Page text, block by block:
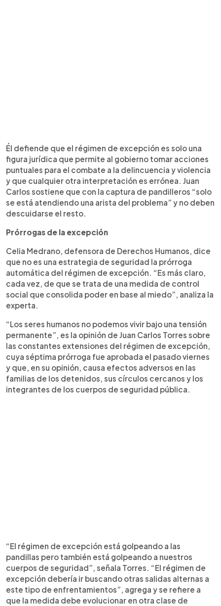
Él defiende que el régimen de excepción es solo una
figura jurídica que permite al gobierno tomar acciones
puntuales para el combate a la delincuencia y violencia
y que cualquier otra interpretación es errónea. Juan
Carlos sostiene que con la captura de pandilleros “solo
se está atendiendo una arista del problema” y no deben
descuidarse el resto.
Prórrogas de la excepción
Celia Medrano, defensora de Derechos Humanos, dice
que no es una estrategia de seguridad la prórroga
automática del régimen de excepción. “Es más claro,
cada vez, de que se trata de una medida de control
social que consolida poder en base al miedo”, analiza la
experta.
“Los seres humanos no podemos vivir bajo una tensión
permanente”, es la opinión de Juan Carlos Torres sobre
las constantes extensiones del régimen de excepción,
cuya séptima prórroga fue aprobada el pasado viernes
y que, en su opinión, causa efectos adversos en las
familias de los detenidos, sus círculos cercanos y los
integrantes de los cuerpos de seguridad pública.
“El régimen de excepción está golpeando a las
pandillas pero también está golpeando a nuestros
cuerpos de seguridad”, señala Torres. “El régimen de
excepción debería ir buscando otras salidas alternas a
este tipo de enfrentamientos”, agrega y se refiere a
que la medida debe evolucionar en otra clase de